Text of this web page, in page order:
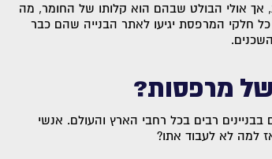
אך אולי הבולט שבהם הוא קלותו של החומר, מה
חלקי המרפסת יגיעו לאתר הבנייה שהם כבר
מרפסות?
רבים בכל רחבי הארץ והעולם. אנשי
למה לא לעבוד אתו?